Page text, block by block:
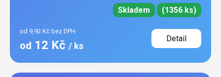
Skladem (1356 ks)
od 9,92 Kč bez DPH
od 12 Kč / ks
Detail